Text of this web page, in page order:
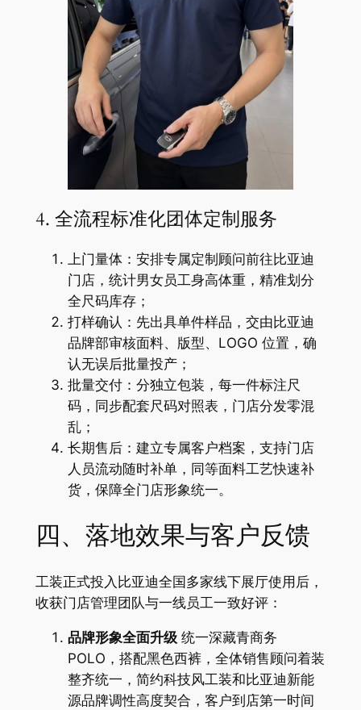
4. 全流程标准化团体定制服务
上门量体：安排专属定制顾问前往比亚迪
门店，统计男女员工身高体重，精准划分
全尺码库存；
打样确认：先出具单件样品，交由比亚迪
品牌部审核面料、版型、LOGO 位置，确
认无误后批量投产；
批量交付：分独立包装，每一件标注尺
码，同步配套尺码对照表，门店分发零混
乱；
长期售后：建立专属客户档案，支持门店
人员流动随时补单，同等面料工艺快速补
货，保障全门店形象统一。
四、落地效果与客户反馈
工装正式投入比亚迪全国多家线下展厅使用后，
收获门店管理团队与一线员工一致好评：
品牌形象全面升级统一深藏青商务
POLO，搭配黑色西裤，全体销售顾问着装
整齐统一，简约科技风工装和比亚迪新能
源品牌调性高度契合，客户到店第一时间